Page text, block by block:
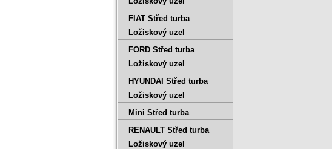
FIAT Střed turba
Ložiskový uzel
FORD Střed turba
Ložiskový uzel
HYUNDAI Střed turba
Ložiskový uzel
Mini Střed turba
RENAULT Střed turba
Ložiskový uzel